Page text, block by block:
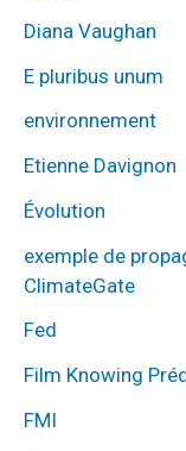
Diana Vaughan
E pluribus unum
environnement
Etienne Davignon
Évolution
exemple de
ClimateGate
Fed
Film Knowing
FMI